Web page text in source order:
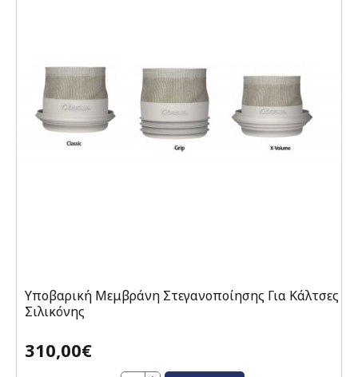
Υποβαρική Μεμβράνη Στεγανοποίησης Για Κάλτσες
Σιλικόνης
310,00€